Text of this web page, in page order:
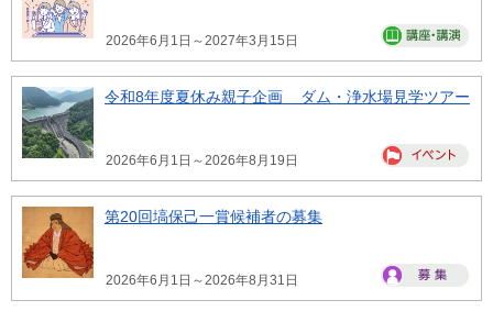
2026年6月1日～2027年3月15日
令和8年度夏休み親子企画 ダム・浄水場見学ツアー
2026年6月1日～2026年8月19日
第20回塙保己一賞候補者の募集
2026年6月1日～2026年8月31日